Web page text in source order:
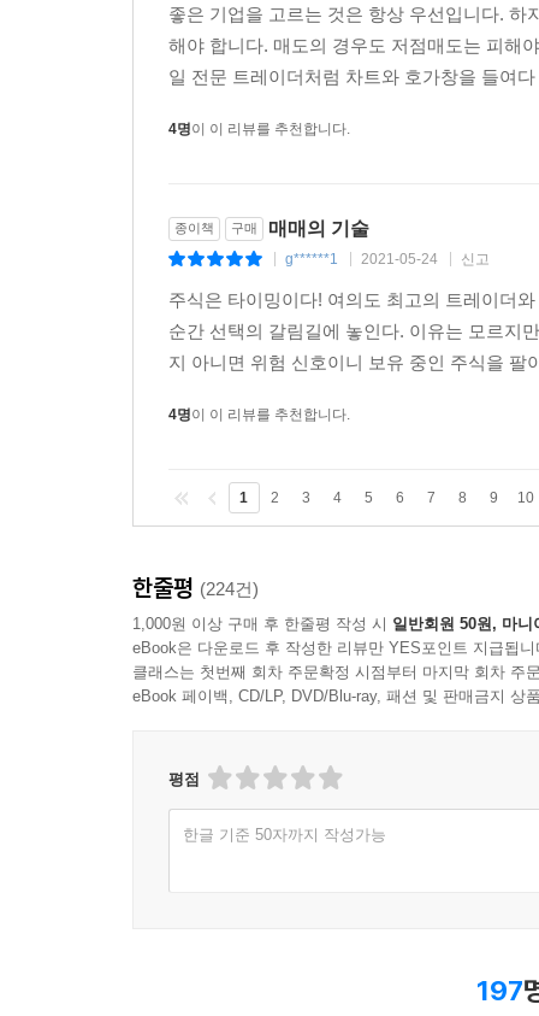
좋은 기업을 고르는 것은 항상 우선입니다.
해야 합니다. 매도의 경우도 저점매도는 피해
일 전문 트레이더처럼 차트와 호가창을 들여
4명이 이 리뷰를 추천합니다.
종이책 구매 매매의 기술
g******1 2021-05-24 신고
주식은 타이밍이다! 여의도 최고의 트레이더
순간 선택의 갈림길에 놓인다. 이유는 모르지
지 아니면 위험 신호이니 보유 중인 주식을
4명이 이 리뷰를 추천합니다.
1 2 3 4 5 6 7 8 9 10
한줄평 (224건)
1,000원 이상 구매 후 한줄평 작성 시 일반회원 50원, 마니
eBook은 다운로드 후 작성한 리뷰만 YES포인트 지급됩니
클래스는 첫번째 회차 주문확정 시점부터 마지막 회차 주
eBook 페이백, CD/LP, DVD/Blu-ray, 패션 및 판매금지 상
평점
한글 기준 50자까지 작성가능
197